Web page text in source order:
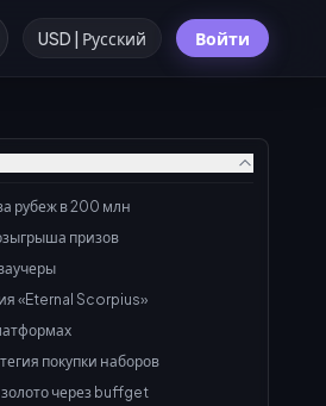
USD | Русский Войти
рубеж в 200 млн
призов
«Eternal Scorpius»
покупки наборов
через buffget